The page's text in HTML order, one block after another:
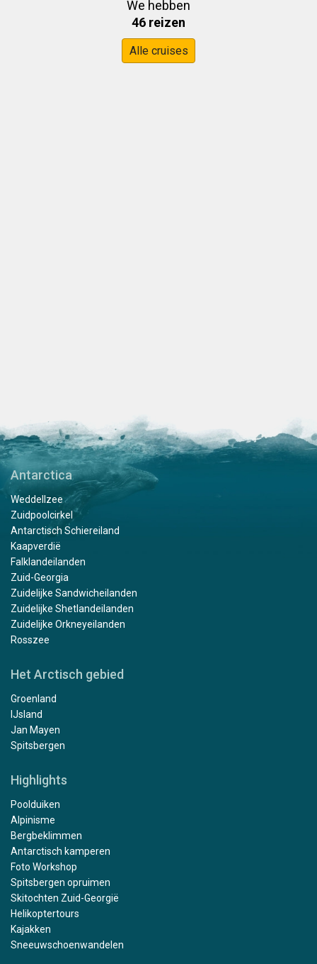
We hebben
46 reizen
Alle cruises
Antarctica
Weddellzee
Zuidpoolcirkel
Antarctisch Schiereiland
Kaapverdië
Falklandeilanden
Zuid-Georgia
Zuidelijke Sandwicheilanden
Zuidelijke Shetlandeilanden
Zuidelijke Orkneyeilanden
Rosszee
Het Arctisch gebied
Groenland
IJsland
Jan Mayen
Spitsbergen
Highlights
Poolduiken
Alpinisme
Bergbeklimmen
Antarctisch kamperen
Foto Workshop
Spitsbergen opruimen
Skitochten Zuid-Georgië
Helikoptertours
Kajakken
Sneeuwschoenwandelen